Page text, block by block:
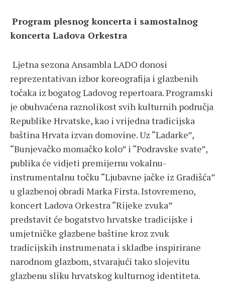
Program plesnog koncerta i samostalnog
koncerta Ladova Orkestra
Ljetna sezona Ansambla LADO donosi
reprezentativan izbor koreografija i glazbenih
točaka iz bogatog Ladovog repertoara. Programski
je obuhvaćena raznolikost svih kulturnih područja
Republike Hrvatske, kao i vrijedna tradicijska
baština Hrvata izvan domovine. Uz “Ladarke”,
“Bunjevačko momačko kolo” i “Podravske svate”,
publika će vidjeti premijernu vokalnu-
instrumentalnu točku “Ljubavne jačke iz Gradišća”
u glazbenoj obradi Marka Firsta. Istovremeno,
koncert Ladova Orkestra “Rijeke zvuka”
predstavit će bogatstvo hrvatske tradicijske i
umjetničke glazbene baštine kroz zvuk
tradicijskih instrumenata i skladbe inspirirane
narodnom glazbom, stvarajući tako slojevitu
glazbenu sliku hrvatskog kulturnog identiteta.